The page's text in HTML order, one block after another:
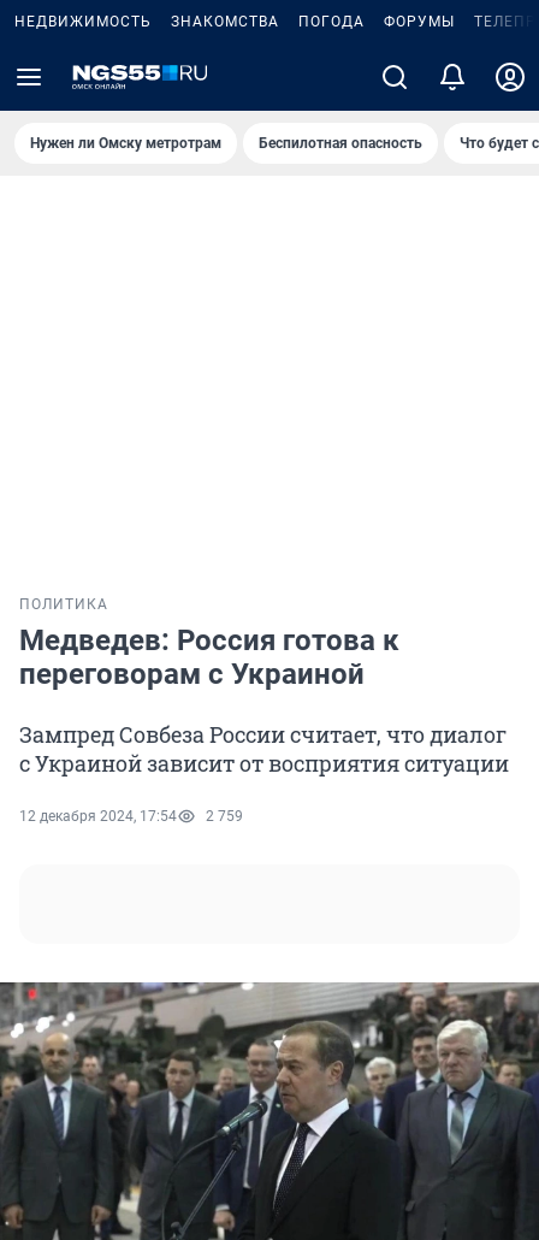
НЕДВИЖИМОСТЬ ЗНАКОМСТВА ПОГОДА ФОРУМЫ
Нужен ли Омску метротрам Беспилотная опасность Что будет
ПОЛИТИКА
Медведев: Россия готова к
переговорам с Украиной
Зампред Совбеза России считает, что диалог
с Украиной зависит от восприятия ситуации
12 декабря 2024, 17:54 2 759